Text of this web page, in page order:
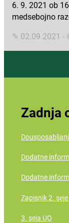
6. 9. 2021 ob
medsebojno
✎ 02.09.2021 -
Zadnja
Dodatne
Dodatne
Zapisnik 2.
3. seja UO